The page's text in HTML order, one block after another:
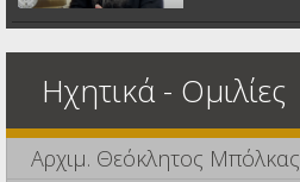
Ηχητικά - Ομιλίες
Αρχιμ. Θεόκλητος Μπόλκας